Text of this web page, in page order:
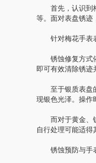
首先，认识到梅
等。面对表盘锈迹
针对梅花手表
锈蚀修复方式依
即可有效清除锈迹
至于银质表盘的
现银色光泽。操作
而对于黄金、钛
自行处理可能适得
锈蚀预防与手